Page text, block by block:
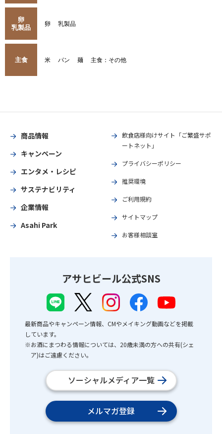
卵
乳製品
卵 乳製品
主食 米 パン 麺 主食：その他
商品情報
キャンペーン
エンタメ・レシピ
サステナビリティ
企業情報
Asahi Park
飲食店様向けサイト「ご繁盛サポ
ートネット」
プライバシーポリシー
推奨環境
ご利用規約
サイトマップ
お客様相談室
アサヒビール公式SNS
最新商品やキャンペーン情報、CMやメイキング動画などを掲載
しています。
※お酒にまつわる情報については、20歳未満の方への共有(シェ
ア)はご遠慮ください。
ソーシャルメディア一覧
メルマガ登録